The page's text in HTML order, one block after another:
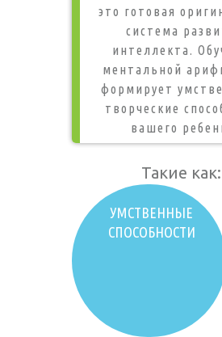
это готовая
система
интеллекта.
ментальной
формирует
творческие
вашего
Такие как:
УМСТВЕННЫЕ
СПОСОБНОСТИ